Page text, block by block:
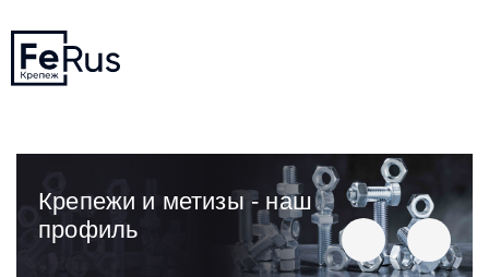
Крепежи и метизы - наш
профиль